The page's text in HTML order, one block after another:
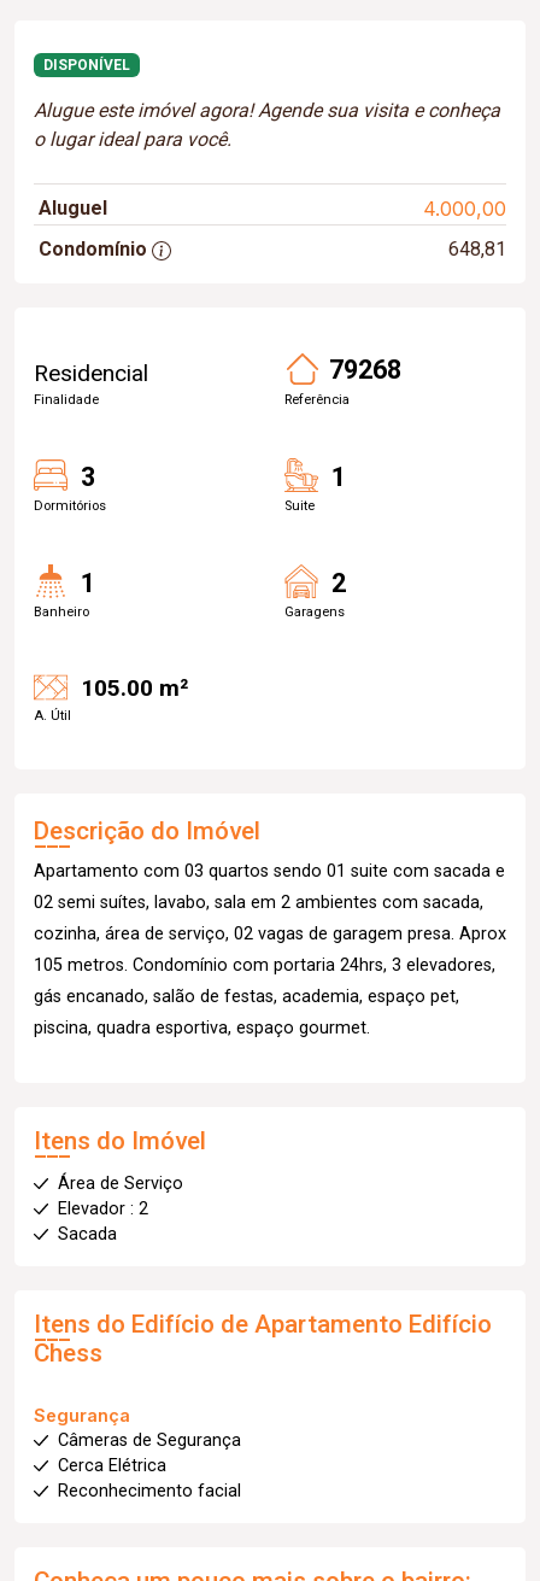
DISPONÍVEL
Alugue este imóvel agora! Agende sua visita e conheça
o lugar ideal para você.
Aluguel 4.000,00
Condomínio 648,81
Residencial
Finalidade
79268
Referência
3
Dormitórios
1
Suite
1
Banheiro
2
Garagens
105.00 m²
A. Útil
Descrição do Imóvel
Apartamento com 03 quartos sendo 01 suite com sacada e
02 semi suítes, lavabo, sala em 2 ambientes com sacada,
cozinha, área de serviço, 02 vagas de garagem presa. Aprox
105 metros. Condomínio com portaria 24hrs, 3 elevadores,
gás encanado, salão de festas, academia, espaço pet,
piscina, quadra esportiva, espaço gourmet.
Itens do Imóvel
Área de Serviço
Elevador : 2
Sacada
Itens do Edifício de Apartamento Edifício
Chess
Segurança
Câmeras de Segurança
Cerca Elétrica
Reconhecimento facial